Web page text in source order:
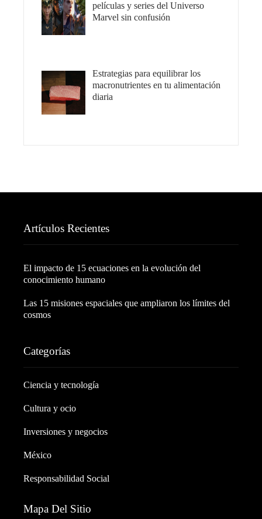
películas y series del Universo
Marvel sin confusión
Estrategias para equilibrar los
macronutrientes en tu alimentación
diaria
Artículos Recientes
El impacto de 15 ecuaciones en la evolución del
conocimiento humano
Las 15 misiones espaciales que ampliaron los límites del
cosmos
Categorías
Ciencia y tecnología
Cultura y ocio
Inversiones y negocios
México
Responsabilidad Social
Mapa Del Sitio